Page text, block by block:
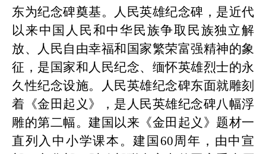
东为纪念碑奠基。
人民英雄纪念碑，是近代
以来中国人民和中华民族争取民族独立解
放、人民自由幸福和国家繁荣富强精神的象
征，是国家和人民纪念、缅怀英雄烈士的永
久性纪念设施。
人民英雄纪念碑东面就雕刻
着 《金田起义 》，是 人民英雄纪念碑八幅浮
雕的第二幅。建国以来《金田起义》题材一
直列入中小学课本。建国 60周年， 由中宣